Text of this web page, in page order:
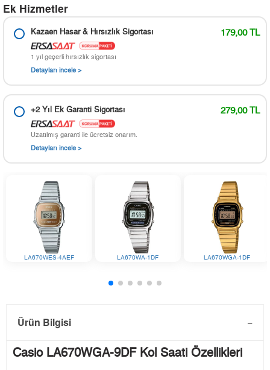
Ek Hizmetler
Kazaen Hasar & Hırsızlık Sigortası 179,00 TL
1 yıl geçerli hırsızlık sigortası
Detayları incele >
+2 Yıl Ek Garanti Sigortası 279,00 TL
Uzatılmış garanti ile ücretsiz onarım.
Detayları incele >
LA670WES-4AEF LA670WA-1DF LA670WGA-1DF
Ürün Bilgisi
Casio LA670WGA-9DF Kol Saati Özellikleri